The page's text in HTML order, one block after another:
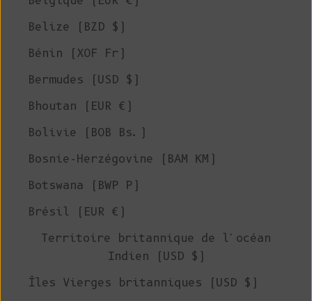
Belize (BZD $)
Bénin (XOF Fr)
Bermudes (USD $)
Bhoutan (EUR €)
Bolivie (BOB Bs.)
Bosnie-Herzégovine (BAM КМ)
Botswana (BWP P)
Brésil (EUR €)
Territoire britannique de l'océan
Indien (USD $)
Îles Vierges britanniques (USD $)